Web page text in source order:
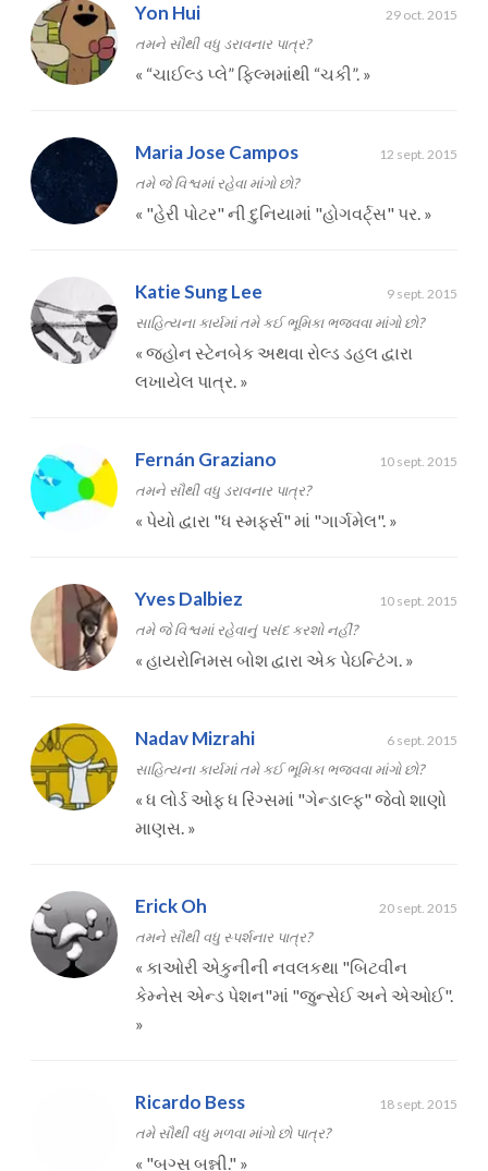
Yon Hui 29 oct. 2015
તમને સૌથી વધુ ડરાવનાર પાત્ર?
« “ચાઈલ્ડ પ્લે” ફિલ્મમાંથી “ચકી”. »
Maria Jose Campos 12 sept. 2015
તમે જે વિશ્વમાં રહેવા માંગો છો?
« "હેરી પોટર" ની દુનિયામાં "હોગવર્ટ્સ" પર. »
Katie Sung Lee 9 sept. 2015
સાહિત્યના કાર્યમાં તમે કઈ ભૂમિકા ભજવવા માંગો છો?
« જ્હોન સ્ટેનબેક અથવા રોલ્ડ ડહલ દ્વારા
લખાયેલ પાત્ર. »
Fernán Graziano 10 sept. 2015
તમને સૌથી વધુ ડરાવનાર પાત્ર?
« પેયો દ્વારા "ધ સ્મર્ફ્સ" માં "ગાર્ગમેલ". »
Yves Dalbiez 10 sept. 2015
તમે જે વિશ્વમાં રહેવાનું પસંદ કરશો નહીં?
« હાયરોનિમસ બોશ દ્વારા એક પેઇન્ટિંગ. »
Nadav Mizrahi 6 sept. 2015
સાહિત્યના કાર્યમાં તમે કઈ ભૂમિકા ભજવવા માંગો છો?
« ધ લોર્ડ ઓફ ધ રિંગ્સમાં "ગેન્ડાલ્ફ" જેવો શાણો
માણસ. »
Erick Oh 20 sept. 2015
તમને સૌથી વધુ સ્પર્શનાર પાત્ર?
« કાઓરી એકુનીની નવલકથા "બિટવીન
કેમ્નેસ એન્ડ પેશન"માં "જુન્સેઈ અને એઓઈ".
»
Ricardo Bess 18 sept. 2015
તમે સૌથી વધુ મળવા માંગો છો પાત્ર?
« "બગ્સ બન્ની." »